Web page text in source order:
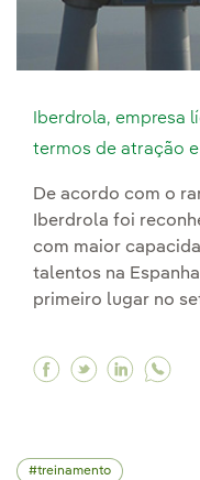
Iberdrola, empresa
termos de atração
De acordo com o
Iberdrola foi
com maior
talentos na
primeiro lugar no
Facebook
Twitter
treinamento